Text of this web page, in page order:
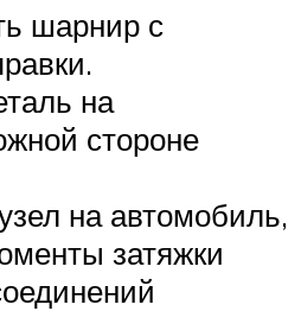
шарнир с
на
стороне
на автомобиль,
затяжки